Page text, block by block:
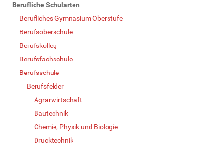
Berufliche Schularten
Berufliches Gymnasium Oberstufe
Berufsoberschule
Berufskolleg
Berufsfachschule
Berufsschule
Berufsfelder
Agrarwirtschaft
Bautechnik
Chemie, Physik und Biologie
Drucktechnik